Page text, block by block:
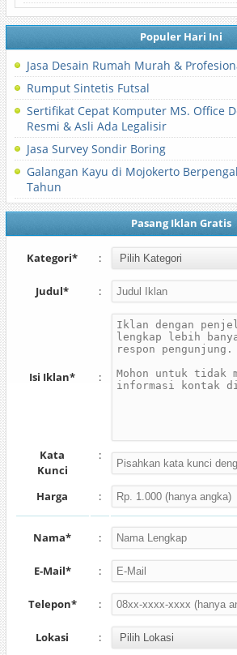
Populer Hari Ini
Jasa Desain Rumah Murah &
Rumput Sintetis Futsal
Sertifikat Cepat Komputer MS. Office
Resmi & Asli Ada Legalisir
Jasa Survey Sondir Boring
Galangan Kayu di Mojokerto
Tahun
Pasang Iklan Gratis
Kategori* :
Judul* :
Isi Iklan* :
Kata
Kunci
:
Harga :
Nama* :
E-Mail* :
Telepon* :
Lokasi :